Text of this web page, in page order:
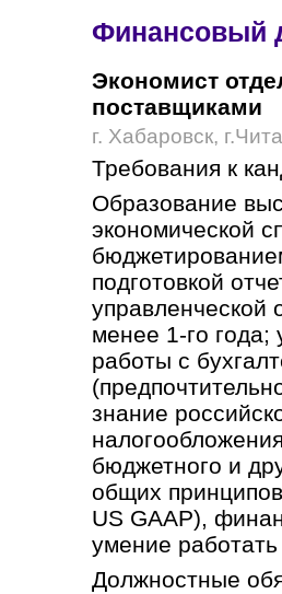
Финансовый
Экономист
поставщиками
г. Хабаровск, г.Чита
Требования к
Образование
экономической
подготовкой
управленческой
менее 1-го
работы с
знание
бюджетного и
общих
US GAAP),
умение
Должностные